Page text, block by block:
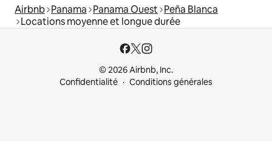
Airbnb Panama Panama Ouest Peña Blanca
Locations moyenne et longue durée
© 2026 Airbnb, Inc.
Confidentialité
Conditions générales